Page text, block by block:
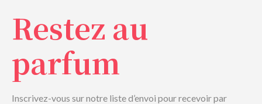
Restez au
parfum
Inscrivez-vous sur notre liste d’envoi pour recevoir par